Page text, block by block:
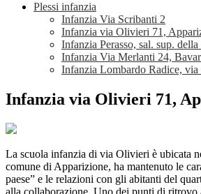
Plessi infanzia
Infanzia Via Scribanti 2
Infanzia via Olivieri 71,
Infanzia Perasso, sal. sup.
Infanzia Via Merlanti 24,
Infanzia Lombardo Radice,
Infanzia via Olivieri 71,
La scuola infanzia di via Olivieri è ubicata
comune di Apparizione, ha mantenuto le
paese” e le relazioni con gli abitanti del